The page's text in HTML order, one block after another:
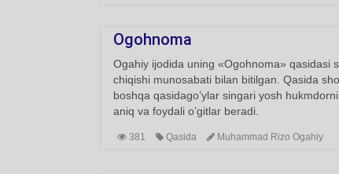
Ogohnoma
Ogahiy ijodida uning «Ogohnoma» qasidasi
chiqishi munosabati bilan bitilgan. Qasida
boshqa qasidago’ylar singari yosh
aniq va foydali o’gitlar beradi.
381 Qasida Muhammad Rizo Ogahiy